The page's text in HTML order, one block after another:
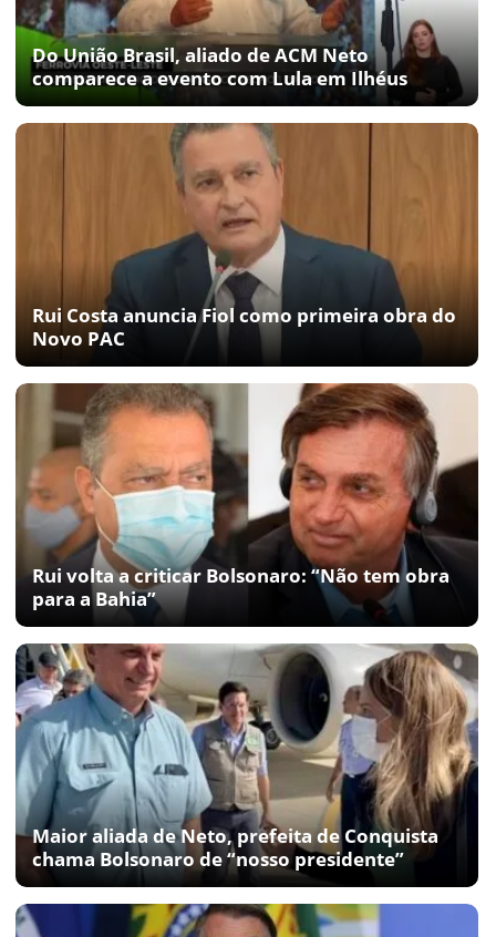
Do União Brasil, aliado de ACM Neto
comparece a evento com Lula em Ilhéus
Rui Costa anuncia Fiol como primeira obra do
Novo PAC
Rui volta a criticar Bolsonaro: “Não tem obra
para a Bahia”
Maior aliada de Neto, prefeita de Conquista
chama Bolsonaro de “nosso presidente”